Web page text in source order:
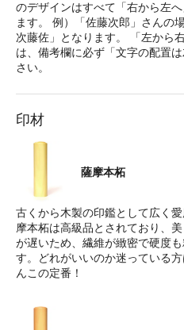
のデザインはすべて「右から左
ます。 例）「佐藤次郎」さんの
次藤佐」となります。 「左から
は、備考欄に必ず「文字の配置
さい。
印材
薩摩本柘
古くから木製の印鑑として広く
摩本柘は高級品とされており、
が遅いため、繊維が緻密で硬度
す。どれがいいのか迷っている
んこの定番！